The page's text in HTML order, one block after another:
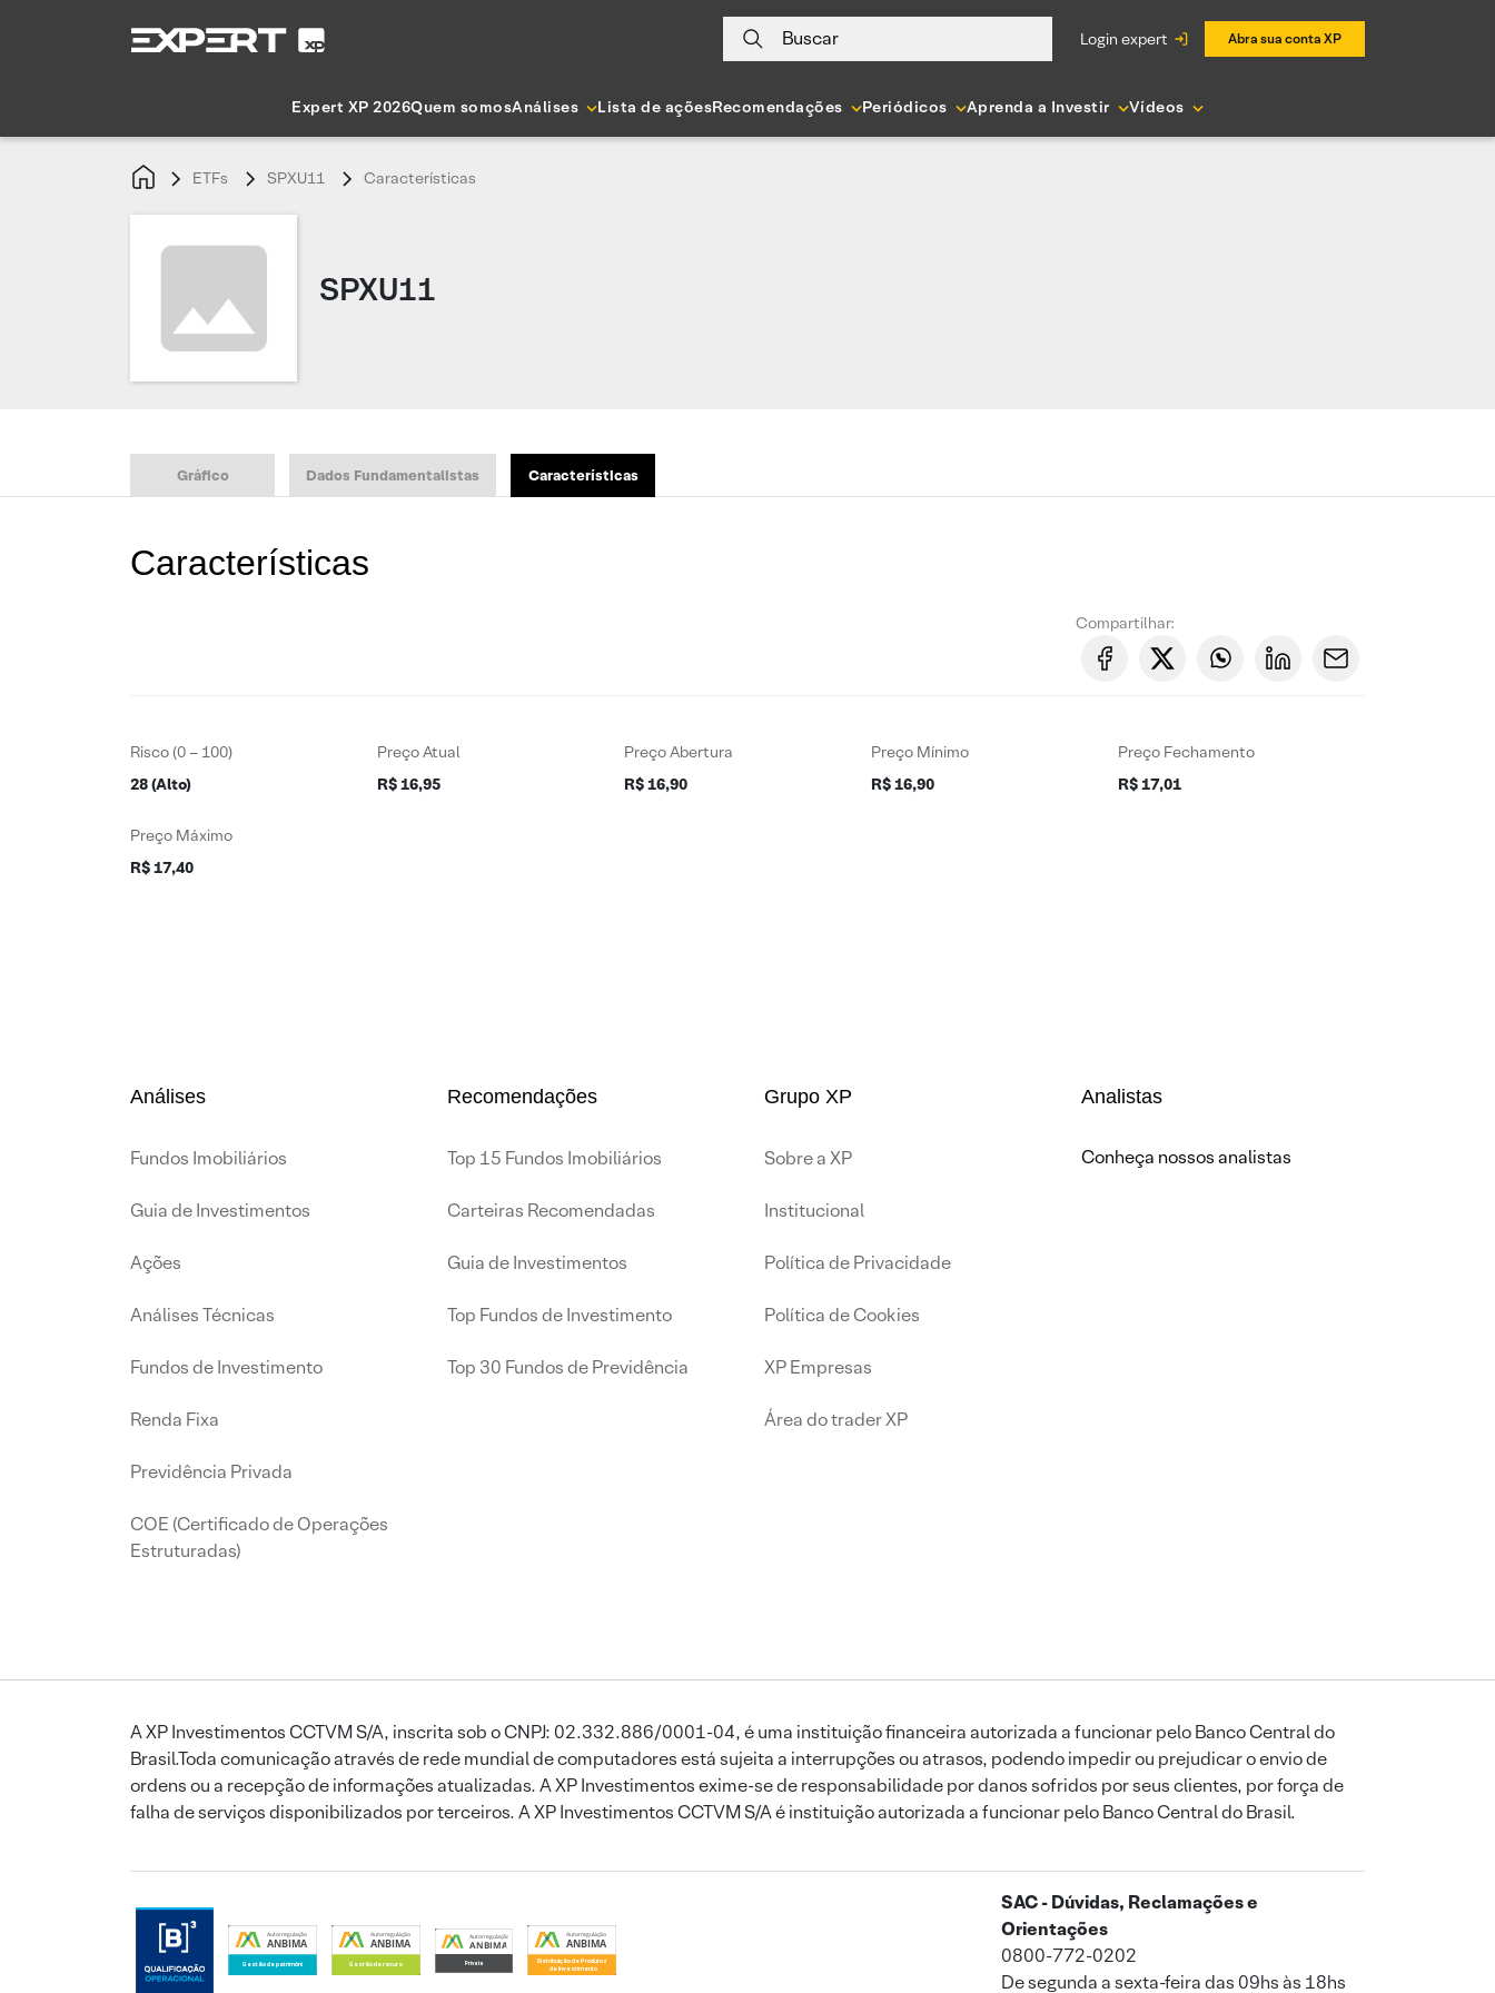
Buscar login expert Abra sua conta XP
Expert XP 2026Quem somosAnálises Lista de açõesRecomendações Periódicos Aprenda a Investir Vídeos
ETFs SPXU11 Características
SPXU11
Gráfico Dados Fundamentalistas Características
Características
Compartilhar:
Risco (0 – 100)
28 (Alto)
Preço Atual
R$ 16,95
Preço Abertura
R$ 16,90
Preço Mínimo
R$ 16,90
Preço Fechamento
R$ 17,01
Preço Máximo
R$ 17,40
Análises
Fundos Imobiliários
Guia de Investimentos
Ações
Análises Técnicas
Fundos de Investimento
Renda Fixa
Previdência Privada
COE (Certificado de Operações
Estruturadas)
Recomendações
Top 15 Fundos Imobiliários
Carteiras Recomendadas
Guia de Investimentos
Top Fundos de Investimento
Top 30 Fundos de Previdência
Grupo XP
Sobre a XP
Institucional
Política de Privacidade
Política de Cookies
XP Empresas
Área do trader XP
Analistas
Conheça nossos analistas
A XP Investimentos CCTVM S/A, inscrita sob o CNPJ: 02.332.886/0001-04, é uma instituição financeira autorizada a funcionar pelo Banco Central do
Brasil.Toda comunicação através de rede mundial de computadores está sujeita a interrupções ou atrasos, podendo impedir ou prejudicar o envio de
ordens ou a recepção de informações atualizadas. A XP Investimentos exime-se de responsabilidade por danos sofridos por seus clientes, por força de
falha de serviços disponibilizados por terceiros. A XP Investimentos CCTVM S/A é instituição autorizada a funcionar pelo Banco Central do Brasil.
SAC - Dúvidas, Reclamações e
Orientações
0800-772-0202
De segunda a sexta-feira das 09hs às 18hs